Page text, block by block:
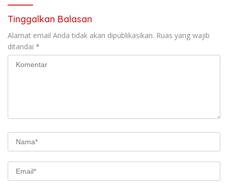
Tinggalkan Balasan
Alamat email Anda tidak akan dipublikasikan. Ruas yang wajib
ditandai *